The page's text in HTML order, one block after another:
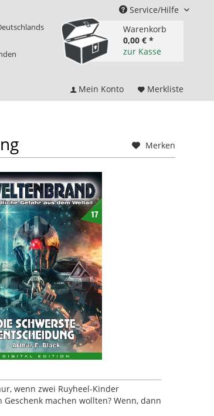
Service/Hilfe
Warenkorb
0,00 € *
zur Kasse
Mein Konto Merkliste
Merken
wenn zwei Ruyheel-Kinder
machen wollten? Wenn, dann